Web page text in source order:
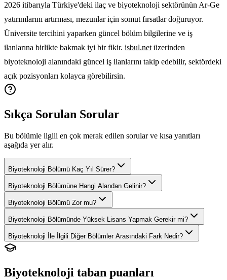
2026 itibarıyla Türkiye'deki ilaç ve biyoteknoloji sektörünün Ar-Ge
yatırımlarını artırması, mezunlar için somut fırsatlar doğuruyor.
Üniversite tercihini yaparken güncel bölüm bilgilerine ve iş
ilanlarına birlikte bakmak iyi bir fikir. isbul.netüzerinden
biyoteknoloji alanındaki güncel iş ilanlarını takip edebilir, sektördeki
açık pozisyonları kolayca görebilirsin.
Sıkça Sorulan Sorular
Bu bölümle ilgili en çok merak edilen sorular ve kısa yanıtları
aşağıda yer alır.
Biyoteknoloji Bölümü Kaç Yıl Sürer?
Biyoteknoloji Bölümüne Hangi Alandan Gelinir?
Biyoteknoloji Bölümü Zor mu?
Biyoteknoloji Bölümünde Yüksek Lisans Yapmak Gerekir mi?
Biyoteknoloji İle İlgili Diğer Bölümler Arasındaki Fark Nedir?
Biyoteknoloji taban puanları